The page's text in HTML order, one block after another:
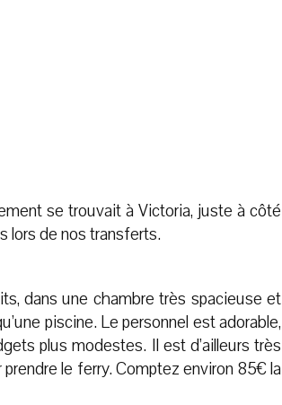
se trouvait à Victoria, juste à côté
lors de nos transferts.
dans une chambre très spacieuse et
piscine. Le personnel est adorable,
plus modestes. Il est d’ailleurs très
le ferry. Comptez environ 85€ la